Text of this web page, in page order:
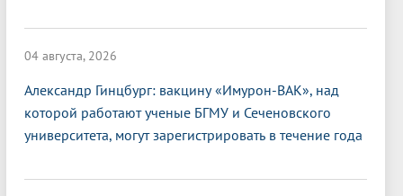
04 августа, 2026
Александр Гинцбург: вакцину «Имурон-ВАК», над
которой работают ученые БГМУ и Сеченовского
университета, могут зарегистрировать в течение года